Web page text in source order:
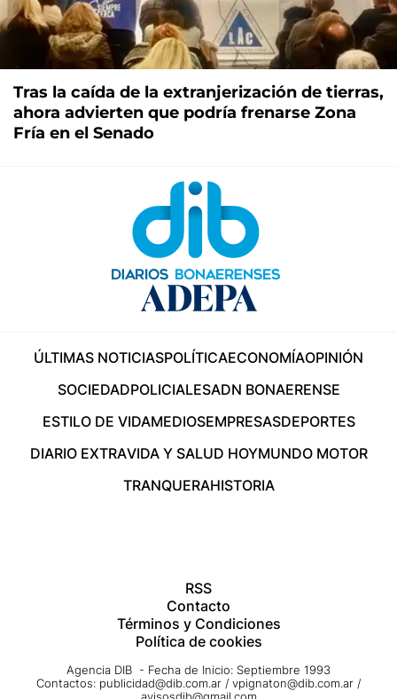
Tras la caída de la extranjerización de tierras,
ahora advierten que podría frenarse Zona
Fría en el Senado
ÚLTIMAS NOTICIASPOLÍTICAECONOMÍAOPINIÓN
SOCIEDADPOLICIALESADN BONAERENSE
ESTILO DE VIDAMEDIOSEMPRESASDEPORTES
DIARIO EXTRAVIDA Y SALUD HOYMUNDO MOTOR
TRANQUERAHISTORIA
RSS
Contacto
Términos y Condiciones
Política de cookies
Agencia DIB - Fecha de Inicio: Septiembre 1993
Contactos: publicidad@dib.com.ar / vpignaton@dib.com.ar /